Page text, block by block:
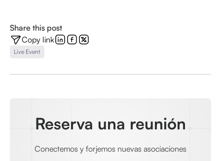
Share this post
Copy link
Live Event
Reserva una reunión
Conectemos y forjemos nuevas asociaciones